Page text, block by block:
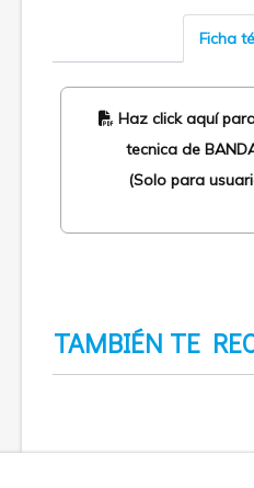
Ficha
Haz click aquí
tecnica de
(Solo para
TAMBIÉN TE